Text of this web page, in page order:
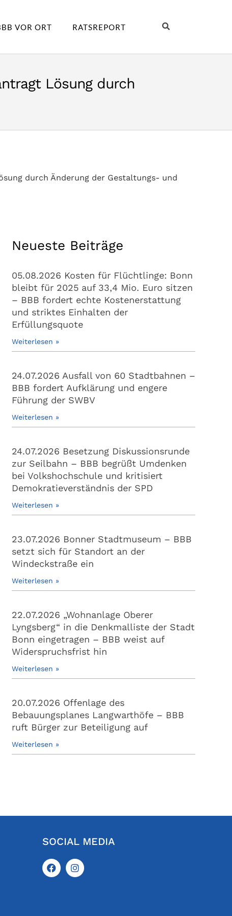
VOR ORT RATSREPORT
Lösung durch
durch Änderung der Gestaltungs- und
Neueste Beiträge
05.08.2026 Kosten für Flüchtlinge: Bonn
bleibt für 2025 auf 33,4 Mio. Euro sitzen
– BBB fordert echte Kostenerstattung
und striktes Einhalten der
Erfüllungsquote
Weiterlesen »
24.07.2026 Ausfall von 60 Stadtbahnen –
BBB fordert Aufklärung und engere
Führung der SWBV
Weiterlesen »
24.07.2026 Besetzung Diskussionsrunde
zur Seilbahn – BBB begrüßt Umdenken
bei Volkshochschule und kritisiert
Demokratieverständnis der SPD
Weiterlesen »
23.07.2026 Bonner Stadtmuseum – BBB
setzt sich für Standort an der
Windeckstraße ein
Weiterlesen »
22.07.2026 „Wohnanlage Oberer
Lyngsberg“ in die Denkmalliste der Stadt
Bonn eingetragen – BBB weist auf
Widerspruchsfrist hin
Weiterlesen »
20.07.2026 Offenlage des
Bebauungsplanes Langwarthöfe – BBB
ruft Bürger zur Beteiligung auf
Weiterlesen »
SOCIAL MEDIA